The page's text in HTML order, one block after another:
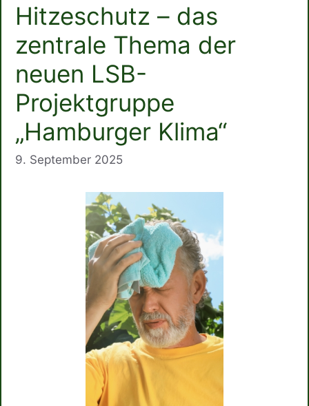
Hitzeschutz – das
zentrale Thema der
neuen LSB-
Projektgruppe
„Hamburger Klima“
9. September 2025